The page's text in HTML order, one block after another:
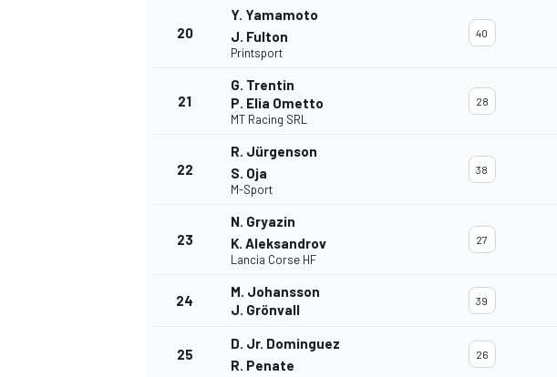
20
Y. Yamamoto
J. Fulton
Printsport
40
21
G. Trentin
P. Elia Ometto
MT Racing SRL
28
22
R. Jürgenson
S. Oja
M-Sport
38
23
N. Gryazin
K. Aleksandrov
Lancia Corse HF
27
24
M. Johansson
J. Grönvall
39
25
D. Jr. Dominguez
R. Penate
26